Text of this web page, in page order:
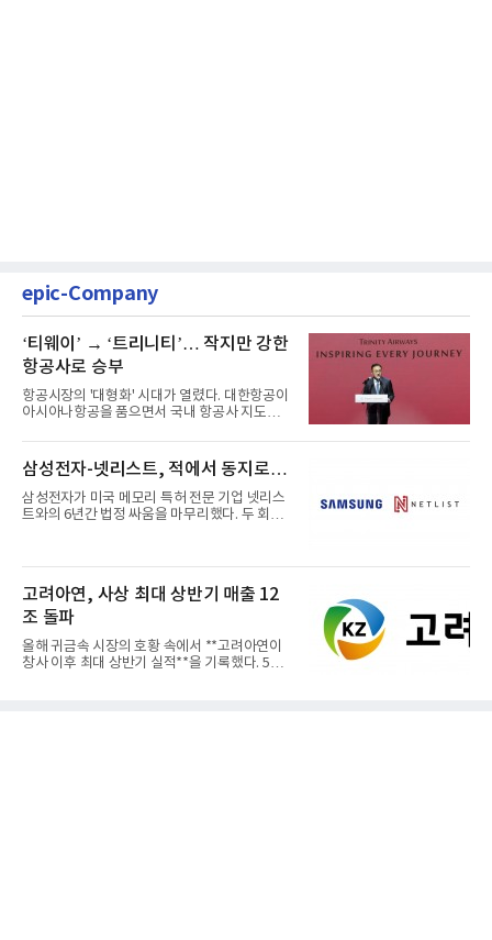
epic-Company
‘티웨이’ → ‘트리니티’… 작지만 강한
항공사로 승부
항공시장의 '대형화' 시대가 열렸다. 대한항공이
아시아나항공을 품으면서 국내 항공사 지도가
삼성전자-넷리스트, 적에서 동지로…
삼성전자가 미국 메모리 특허 전문 기업 넷리스
트와의 6년간 법정 싸움을 마무리했다. 두 회사
고려아연, 사상 최대 상반기 매출 12
조 돌파
올해 귀금속 시장의 호황 속에서 **고려아연이
창사 이후 최대 상반기 실적**을 기록했다. 5일